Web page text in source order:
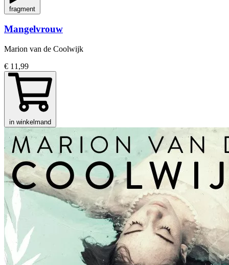
fragment
Mangelvrouw
Marion van de Coolwijk
€ 11,99
in winkelmand